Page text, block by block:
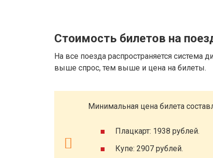
Стоимость билетов на
На все поезда распространяется система
выше спрос, тем выше и цена на билеты.
Минимальная цена билета
Плацкарт: 1938 рублей.
Купе: 2907 рублей.